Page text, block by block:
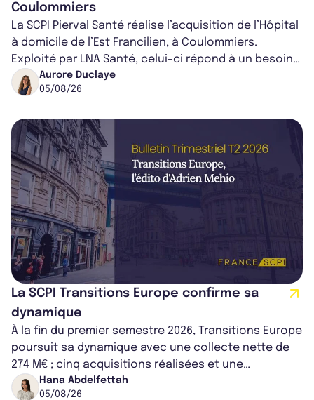
Coulommiers
La SCPI Pierval Santé réalise l’acquisition de l’Hôpital
à domicile de l’Est Francilien, à Coulommiers.
Exploité par LNA Santé, celui-ci répond à un besoin
médical croissant, qui s...
Aurore Duclaye
05/08/26
La SCPI Transitions Europe confirme sa
dynamique
À la fin du premier semestre 2026, Transitions Europe
poursuit sa dynamique avec une collecte nette de
274 M€ ; cinq acquisitions réalisées et une
capitalisation portée à 1,38 Md€....
Hana Abdelfettah
05/08/26